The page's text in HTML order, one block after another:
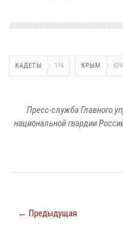
КАДЕТЫ 116 КРЫМ 874
Пресс-служба Главного
национальной гвардии
← Предыдущая